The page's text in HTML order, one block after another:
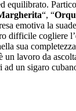
equilibrato.
“, “
emotiva la
difficile cogliere
sua
un lavoro da
ad un sigaro